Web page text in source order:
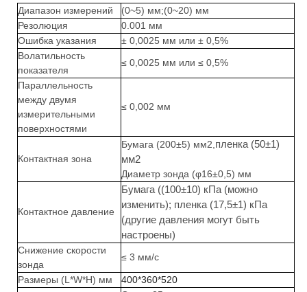
Диапазон измерений (0~5) мм;(0~20) мм
Резолюция
0.001 мм
Ошибка указания
± 0,0025 мм или ± 0,5%
Волатильность
показателя
≤ 0,0025 мм или ≤ 0,5%
Параллельность
между двумя
измерительными
поверхностями
≤ 0,002 мм
Контактная зона
Бумага (200±5) мм2,пленка (50±1)
мм2
Диаметр зонда (φ16±0,5) мм
Контактное давление
Бумага ((100±10) кПа (можно
изменить); пленка (17,5±1) кПа
(другие давления могут быть
настроены)
Снижение скорости
зонда
≤ 3 мм/с
Размеры (L*W*H) мм
400*360*520